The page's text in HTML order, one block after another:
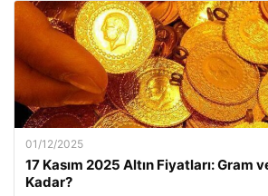
01/12/2025
17 Kasım 2025 Altın Fiyatları: Gram
Kadar?